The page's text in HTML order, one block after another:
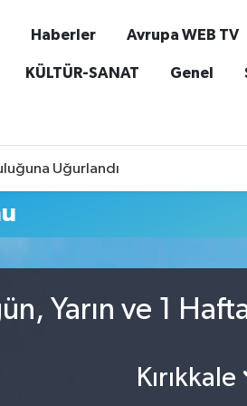
Haberler Avrupa WEB TV
KÜLTÜR-SANAT Genel
Uğurlandı
Yarın ve 1
Kırıkkale